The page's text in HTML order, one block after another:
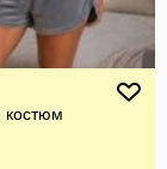
костюм